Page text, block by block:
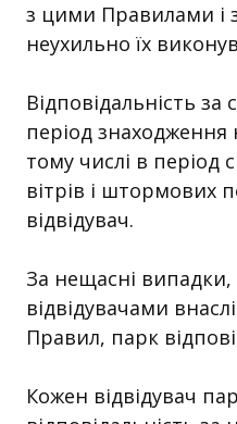
з цими Правилами і
неухильно їх
Відповідальність за
період знаходження
тому числі в період
вітрів і штормових
відвідувач.
За нещасні випадки,
відвідувачами
Правил, парк
Кожен відвідувач